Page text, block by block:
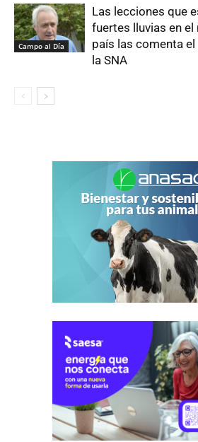
Campo al Día
Las lecciones que
fuertes lluvias en el
país las comenta
la SNA